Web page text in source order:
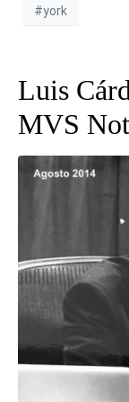
#york
Luis
MVS